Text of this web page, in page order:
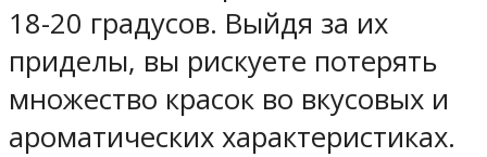
18-20 градусов. Выйдя за их
приделы, вы рискуете потерять
множество красок во вкусовых и
ароматических характеристиках.